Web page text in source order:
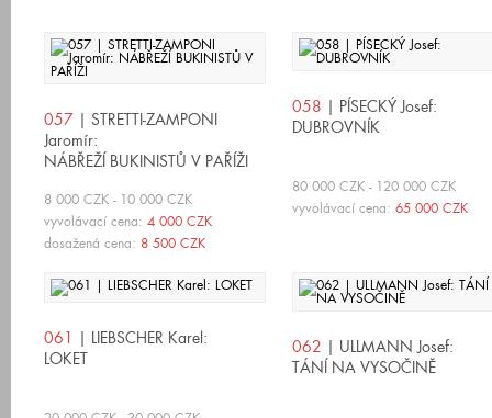
057 | STRETTI-ZAMPONI
Jaromír:
NÁBŘEŽÍ BUKINISTŮ V PAŘÍŽI
8 000 CZK - 10 000 CZK
vyvolávací cena: 4 000 CZK
dosažená cena: 8 500 CZK
058 | PÍSECKÝ Josef:
DUBROVNÍK
80 000 CZK - 120 000 CZK
vyvolávací cena: 65 000 CZK
061 | LIEBSCHER Karel:
LOKET
062 | ULLMANN Josef:
TÁNÍ NA VYSOČINĚ